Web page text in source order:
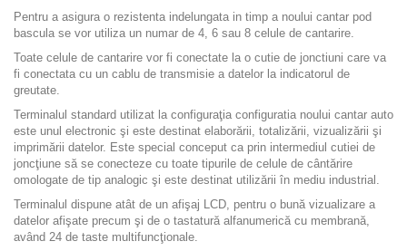
Pentru a asigura o rezistenta indelungata in timp a noului cantar pod
bascula se vor utiliza un numar de 4, 6 sau 8 celule de cantarire.
Toate celule de cantarire vor fi conectate la o cutie de jonctiuni care va
fi conectata cu un cablu de transmisie a datelor la indicatorul de
greutate.
Terminalul standard utilizat la configuraţia configuratia noului cantar auto
este unul electronic şi este destinat elaborării, totalizării, vizualizării şi
imprimării datelor. Este special conceput ca prin intermediul cutiei de
joncţiune să se conecteze cu toate tipurile de celule de cântărire
omologate de tip analogic şi este destinat utilizării în mediu industrial.
Terminalul dispune atât de un afişaj LCD, pentru o bună vizualizare a
datelor afişate precum şi de o tastatură alfanumerică cu membrană,
având 24 de taste multifuncţionale.